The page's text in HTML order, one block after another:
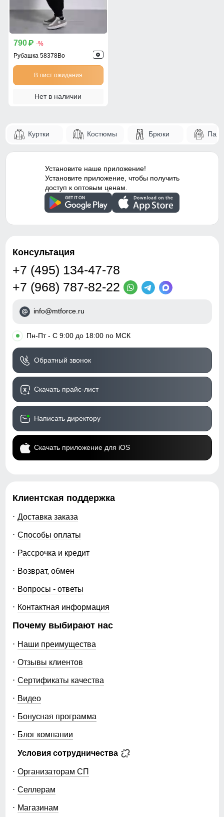
790 p -%
Рубашка 58378Bo
В лист ожидания
Нет в наличии
Куртки Костюмы Брюки
Установите наше приложение!
Установите приложение, чтобы получить
доступ к оптовым ценам.
Консультация
+7 (495) 134-47-78
+7 (968) 787-82-22
info@mtforce.ru
• Пн-Пт - С 9:00 до 18:00 по МСК
Обратный звонок
Скачать прайс-лист
Написать директору
Скачать приложение для iOS
Клиентская поддержка
Доставка заказа
Способы оплаты
Рассрочка и кредит
Возврат, обмен
Вопросы - ответы
Контактная информация
Почему выбирают нас
Наши преимущества
Отзывы клиентов
Сертификаты качества
Видео
Бонусная программа
Блог компании
Условия сотрудничества
Организаторам СП
Селлерам
Магазинам